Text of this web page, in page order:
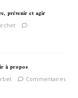
prévenir et agir
à propos
Commentaires